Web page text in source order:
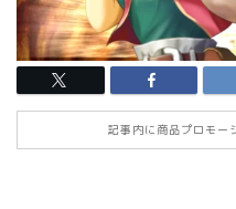
記事内に商品プロモー